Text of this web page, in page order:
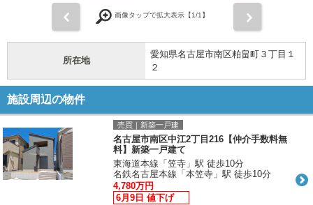
画像タップで拡大表示【1/1】
所在地
愛知県名古屋市南区粕畠町３丁目１
２
施設周辺の物件
売買｜新築一戸建
名古屋市南区中江2丁目216【仲介手数料無
料】新築一戸建て
東海道本線「笠寺」駅 徒歩10分
名鉄名古屋本線「本笠寺」駅 徒歩10分
4,780万円
6月9日 値下げ